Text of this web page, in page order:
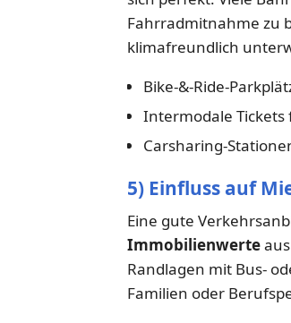
Fahrradmitnahme zu
klimafreundlich
Bike-&-Ride-
Intermodale Tickets
Carsharing-
5) Einfluss auf
Eine gute
Immobilienwerte
Randlagen mit Bus-
Familien oder